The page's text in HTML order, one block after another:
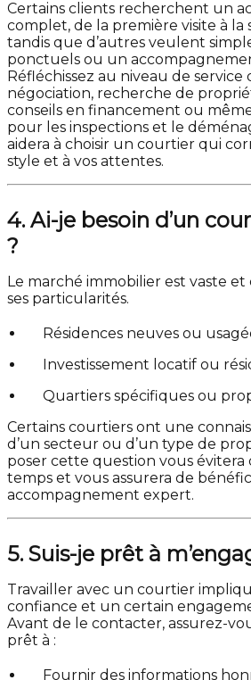
Certains clients recherchent un
complet, de la première visite à la
tandis que d’autres veulent
ponctuels ou un
Réfléchissez au niveau de
négociation, recherche de
conseils en financement ou
pour les inspections et le
aidera à choisir un courtier qui
style et à vos attentes.
4. Ai-je besoin d’un
?
Le marché immobilier est vaste
ses particularités.
Résidences neuves ou
Investissement locatif ou
Quartiers spécifiques ou
Certains courtiers ont une
d’un secteur ou d’un type de
poser cette question vous
temps et vous assurera de
accompagnement expert.
5. Suis-je prêt à
Travailler avec un courtier
confiance et un certain
Avant de le contacter, assurez-
prêt à :
Fournir des informations